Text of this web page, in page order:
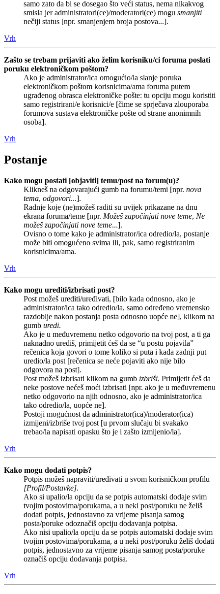
samo zato da bi se dosegao što veći status, nema nikakvog
smisla jer administratori(ce)/moderatori(ce) mogu smanjiti
nečiji status [npr. smanjenjem broja postova...].
Vrh
Zašto se trebam prijaviti ako želim korisniku/ci foruma poslati
poruku elektroničkom poštom?
Ako je administrator/ica omogućio/la slanje poruka
elektroničkom poštom korisnicima/ama foruma putem
ugrađenog obrasca elektroničke pošte: tu opciju mogu koristiti
samo registrirani/e korisnici/e [čime se sprječava zlouporaba
forumova sustava elektroničke pošte od strane anonimnih
osoba].
Vrh
Postanje
Kako mogu postati [objaviti] temu/post na forum(u)?
Klikneš na odgovarajući gumb na forumu/temi [npr. nova
tema, odgovori...].
Radnje koje (ne)možeš raditi su uvijek prikazane na dnu
ekrana foruma/teme [npr. Možeš započinjati nove teme, Ne
možeš započinjati nove teme...].
Ovisno o tome kako je administrator/ica odredio/la, postanje
može biti omogućeno svima ili, pak, samo registriranim
korisnicima/ama.
Vrh
Kako mogu urediti/izbrisati post?
Post možeš urediti/uređivati, [bilo kada odnosno, ako je
administrator/ica tako odredio/la, samo određeno vremensko
razdoblje nakon postanja posta odnosno uopće ne], klikom na
gumb uredi.
Ako je u međuvremenu netko odgovorio na tvoj post, a ti ga
naknadno urediš, primijetit ćeš da se “u postu pojavila”
rečenica koja govori o tome koliko si puta i kada zadnji put
uredio/la post [rečenica se neće pojaviti ako nije bilo
odgovora na post].
Post možeš izbrisati klikom na gumb izbriši. Primijetit ćeš da
neke postove nećeš moći izbrisati [npr. ako je u međuvremenu
netko odgovorio na njih odnosno, ako je administrator/ica
tako odredio/la, uopće ne].
Postoji mogućnost da administrator(ica)/moderator(ica)
izmijeni/izbriše tvoj post [u prvom slučaju bi svakako
trebao/la napisati opasku što je i zašto izmijenio/la].
Vrh
Kako mogu dodati potpis?
Potpis možeš napraviti/uređivati u svom korisničkom profilu
[Profil/Postavke].
Ako si upalio/la opciju da se potpis automatski dodaje svim
tvojim postovima/porukama, a u neki post/poruku ne želiš
dodati potpis, jednostavno za vrijeme pisanja samog
posta/poruke odoznačiš opciju dodavanja potpisa.
Ako nisi upalio/la opciju da se potpis automatski dodaje svim
tvojim postovima/porukama, a u neki post/poruku želiš dodati
potpis, jednostavno za vrijeme pisanja samog posta/poruke
označiš opciju dodavanja potpisa.
Vrh